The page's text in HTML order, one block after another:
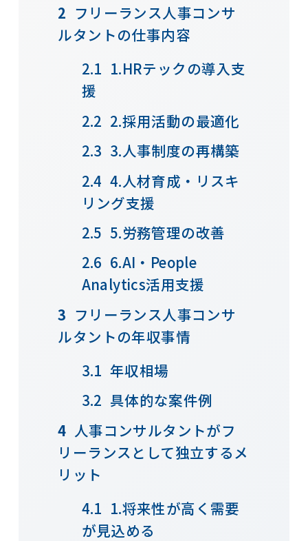
フリーランス人事コンサ
ルタントの仕事内容
1.HRテックの導入支
援
2.採用活動の最適化
3.人事制度の再構築
4.人材育成・リスキ
リング支援
5.労務管理の改善
6.AI・People
Analytics活用支援
フリーランス人事コンサ
ルタントの年収事情
年収相場
具体的な案件例
人事コンサルタントがフ
リーランスとして独立するメ
リット
1.将来性が高く需要
が見込める